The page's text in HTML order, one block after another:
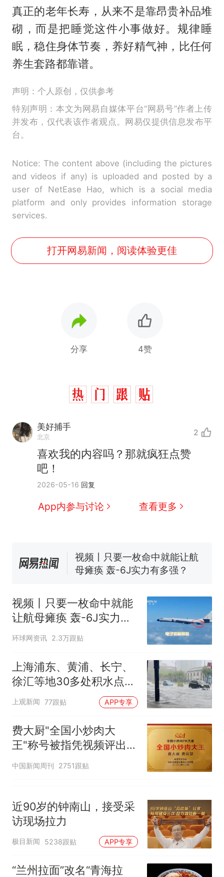
真正的老年长寿，从来不是靠昂贵补品堆
砌，而是把睡觉这件小事做好。规律睡
眠，稳住身体节奏，养好精气神，比任何
养生套路都靠谱。
声明：个人原创，仅供参考
特别声明：本文为网易自媒体平台“网易号”作者上传
并发布，仅代表该作者观点。网易仅提供信息发布平
台。
Notice: The content above (including the pictures
and videos if any) is uploaded and posted by a
user of NetEase Hao, which is a social media
platform and only provides information storage
services.
打开网易新闻，阅读体验更佳
分享 4赞
美好捕手
北京 2
喜欢我的内容吗？那就疯狂点赞
吧！
2026-05-16 回复
App内参与讨论 查看更多
全部作废，公平么？
新 全球唯一没有法定首都的国
了……
视频丨只要一枚命中就能让航
母瘫痪 轰-6J实力有多强？
电力部门回应
5万的小车卖不动，40万以上
的抢着买
热
十多万人报名的考试，成绩
视频丨只要一枚命中就能
让航母瘫痪 轰-6J实力有
多强？
环球网资讯 2.3万跟贴
上海浦东、黄浦、长宁、
徐汇等地30多处积水点正
在抢排
上观新闻 77跟贴 APP专享
费大厨"全国小炒肉大
王"称号被指凭视频评出
官方回应
中国新闻周刊 2751跟贴
近90岁的钟南山，接受采
访现场拉力
极目新闻 5238跟贴 APP专享
“兰州拉面”改名“青海拉